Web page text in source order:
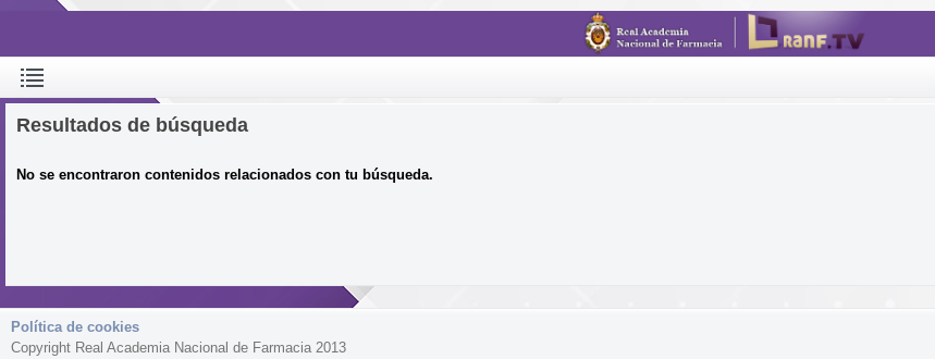
Resultados de búsqueda
No se encontraron contenidos relacionados con tu búsqueda.
Política de cookies
Copyright Real Academia Nacional de Farmacia 2013